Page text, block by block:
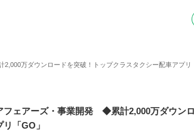
万ダウンロードを突破！トップクラスタクシー配車アプリ
フェアーズ・事業開発 ◆累計2,000万ダウン
「GO」